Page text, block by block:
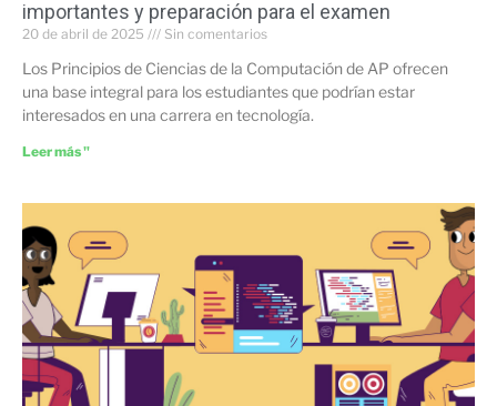
importantes y preparación para el examen
20 de abril de 2025 Sin comentarios
Los Principios de Ciencias de la Computación de AP ofrecen
una base integral para los estudiantes que podrían estar
interesados en una carrera en tecnología.
Leer más "